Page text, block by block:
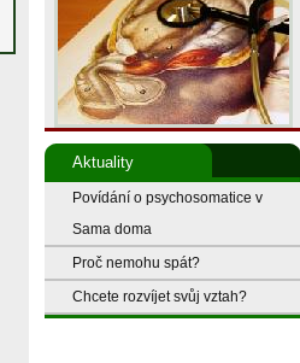
Aktuality
Povídání o psychosomatice v
Sama doma
Proč nemohu spát?
Chcete rozvíjet svůj vztah?